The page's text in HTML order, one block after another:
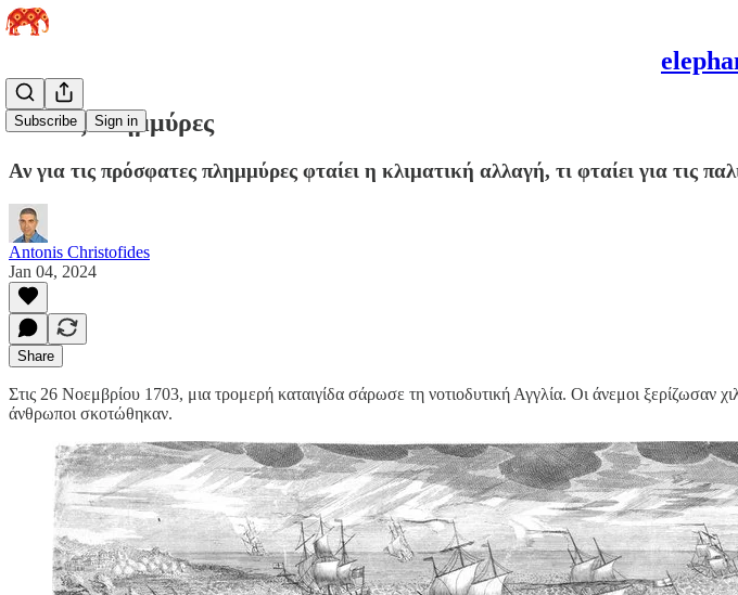
Subscribe Sign in
Παλιές πλημμύρες
Αν για τις πρόσφατες πλημμύρες φταίει η κλιματική αλλαγή, τι φταίει για τις
Antonis Christofides
Jan 04, 2024
Share
Στις 26 Νοεμβρίου 1703, μια τρομερή καταιγίδα σάρωσε τη νοτιοδυτική Αγγλία. Οι άνεμοι ξερίζωσαν
άνθρωποι σκοτώθηκαν.